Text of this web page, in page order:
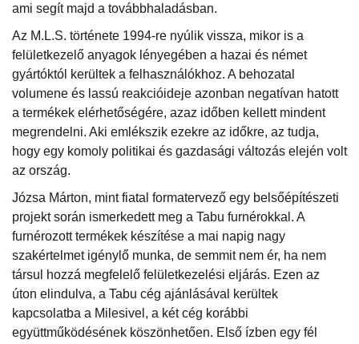
ami segít majd a továbbhaladásban.
Az M.L.S. története 1994-re nyúlik vissza, mikor is a
felületkezelő anyagok lényegében a hazai és német
gyártóktól kerültek a felhasználókhoz. A behozatal
volumene és lassú reakcióideje azonban negatívan hatott
a termékek elérhetőségére, azaz időben kellett mindent
megrendelni. Aki emlékszik ezekre az időkre, az tudja,
hogy egy komoly politikai és gazdasági változás elején volt
az ország.
Józsa Márton, mint fiatal formatervező egy belsőépítészeti
projekt során ismerkedett meg a Tabu furnérokkal. A
furnérozott termékek készítése a mai napig nagy
szakértelmet igénylő munka, de semmit nem ér, ha nem
társul hozzá megfelelő felületkezelési eljárás. Ezen az
úton elindulva, a Tabu cég ajánlásával kerültek
kapcsolatba a Milesivel, a két cég korábbi
együttműködésének köszönhetően. Első ízben egy fél